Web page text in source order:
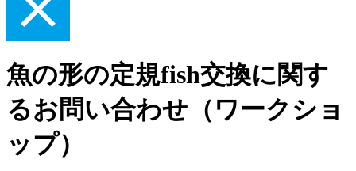
魚の形の定規fish交換に関す
るお問い合わせ（ワークショ
ップ）